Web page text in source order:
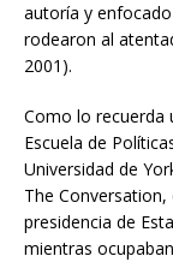
autoría y
rodearon al
2001).
Como lo recuerda
Escuela de
Universidad de
The
presidencia de
mientras